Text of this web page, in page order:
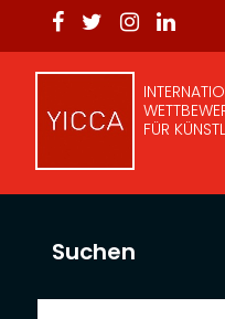
FÜR
Suchen